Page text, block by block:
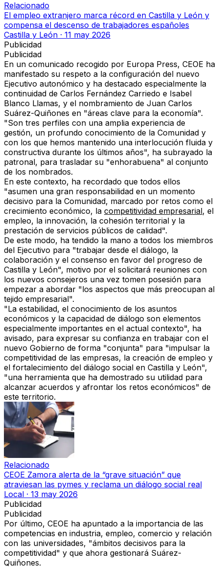
Relacionado
El empleo extranjero marca récord en Castilla y León y
compensa el descenso de trabajadores españoles
Castilla y León · 11 may 2026
Publicidad
Publicidad
En un comunicado recogido por Europa Press, CEOE ha
manifestado su respeto a la configuración del nuevo
Ejecutivo autonómico y ha destacado especialmente la
continuidad de Carlos Fernández Carriedo e Isabel
Blanco Llamas, y el nombramiento de Juan Carlos
Suárez-Quiñones en "áreas clave para la economía".
"Son tres perfiles con una amplia experiencia de
gestión, un profundo conocimiento de la Comunidad y
con los que hemos mantenido una interlocución fluida y
constructiva durante los últimos años", ha subrayado la
patronal, para trasladar su "enhorabuena" al conjunto
de los nombrados.
En este contexto, ha recordado que todos ellos
"asumen una gran responsabilidad en un momento
decisivo para la Comunidad, marcado por retos como el
crecimiento económico, la competitividad empresarial, el
empleo, la innovación, la cohesión territorial y la
prestación de servicios públicos de calidad".
De este modo, ha tendido la mano a todos los miembros
del Ejecutivo para "trabajar desde el diálogo, la
colaboración y el consenso en favor del progreso de
Castilla y León", motivo por el solicitará reuniones con
los nuevos consejeros una vez tomen posesión para
empezar a abordar "los aspectos que más preocupan al
tejido empresarial".
"La estabilidad, el conocimiento de los asuntos
económicos y la capacidad de diálogo son elementos
especialmente importantes en el actual contexto", ha
avisado, para expresar su confianza en trabajar con el
nuevo Gobierno de forma "conjunta" para "impulsar la
competitividad de las empresas, la creación de empleo y
el fortalecimiento del diálogo social en Castilla y León",
"una herramienta que ha demostrado su utilidad para
alcanzar acuerdos y afrontar los retos económicos" de
este territorio.
Relacionado
CEOE Zamora alerta de la “grave situación” que
atraviesan las pymes y reclama un diálogo social real
Local · 13 may 2026
Publicidad
Publicidad
Por último, CEOE ha apuntado a la importancia de las
competencias en industria, empleo, comercio y relación
con las universidades, "ámbitos decisivos para la
competitividad" y que ahora gestionará Suárez-
Quiñones.